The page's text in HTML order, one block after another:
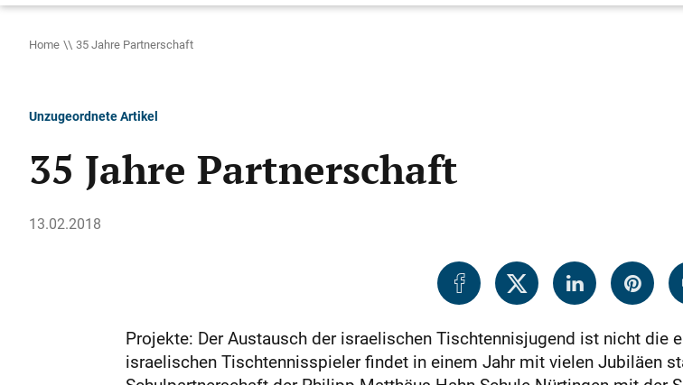
Home 35 Jahre Partnerschaft
Unzugeordnete Artikel
35 Jahre Partnerschaft
13.02.2018
Projekte: Der Austausch der israelischen Tischtennisjugend ist nicht die
israelischen Tischtennisspieler findet in einem Jahr mit vielen Jubiläen